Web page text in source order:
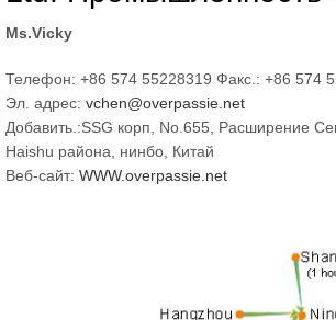
Ms.Vicky
Телефон: +86 574 55228319 Факс.: +86 574
Эл. адрес: vchen@overpassie.net
Добавить.:SSG корп, No.655, Расширение
Haishu района, нинбо, Китай
Веб-сайт: WWW.overpassie.net